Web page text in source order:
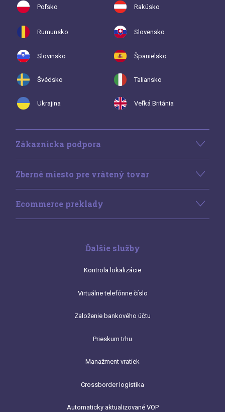
Poľsko Rakúsko
Rumunsko Slovensko
Slovinsko Španielsko
Švédsko Taliansko
Ukrajina Veľká Británia
Zákaznícka podpora
Zberné miesto pre vrátený tovar
Ecommerce preklady
Ďalšie služby
Kontrola lokalizácie
Virtuálne telefónne číslo
Založenie bankového účtu
Prieskum trhu
Manažment vratiek
Crossborder logistika
Automaticky aktualizované VOP